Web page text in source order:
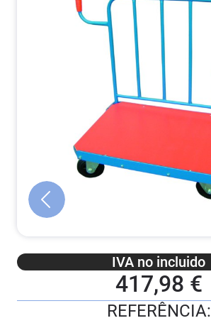
IVA no incluido
417,98 €
REFERÊNCIA: